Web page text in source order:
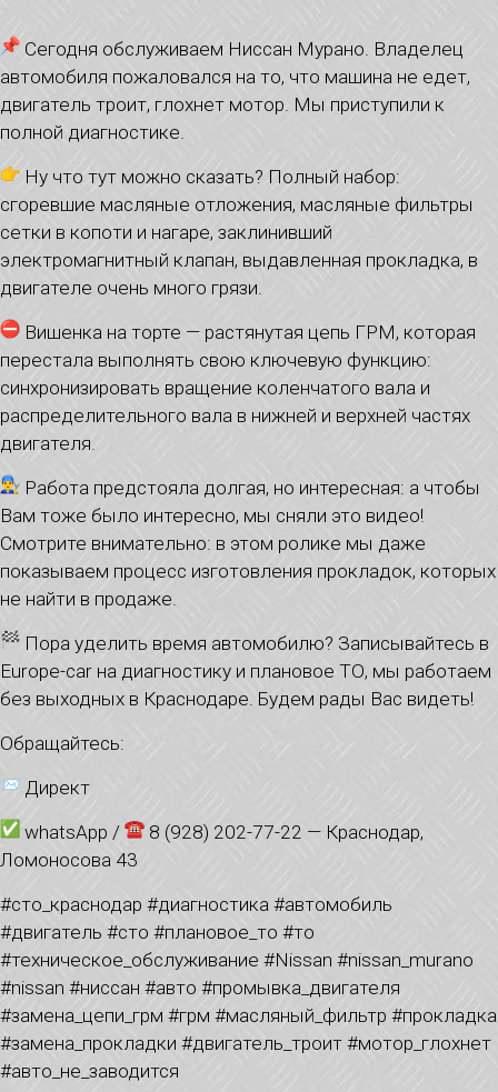
Сегодня обслуживаем Ниссан Мурано. Владелец
автомобиля пожаловался на то, что машина не едет,
двигатель троит, глохнет мотор. Мы приступили к
полной диагностике.
Ну что тут можно сказать? Полный набор:
сгоревшие масляные отложения, масляные фильтры
сетки в копоти и нагаре, заклинивший
электромагнитный клапан, выдавленная прокладка, в
двигателе очень много грязи.
Вишенка на торте — растянутая цепь ГРМ, которая
перестала выполнять свою ключевую функцию:
синхронизировать вращение коленчатого вала и
распределительного вала в нижней и верхней частях
двигателя.
Работа предстояла долгая, но интересная: а чтобы
Вам тоже было интересно, мы сняли это видео!
Смотрите внимательно: в этом ролике мы даже
показываем процесс изготовления прокладок, которых
не найти в продаже.
Пора уделить время автомобилю? Записывайтесь в
Europe-car на диагностику и плановое ТО, мы работаем
без выходных в Краснодаре. Будем рады Вас видеть!
Обращайтесь:
Директ
whatsApp /
8 (928) 202-77-22 — Краснодар,
Ломоносова 43
#сто_краснодар #диагностика #автомобиль
#двигатель #сто #плановое_то #то
#техническое_обслуживание #Nissan #nissan_murano
#nissan #ниссан #авто #промывка_двигателя
#замена_цепи_грм #грм #масляный_фильтр #прокладка
#замена_прокладки #двигатель_троит #мотор_глохнет
#авто_не_заводится